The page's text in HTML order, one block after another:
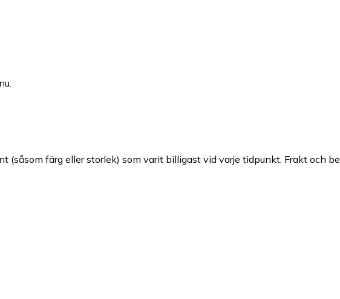
(såsom färg eller storlek) som varit billigast vid varje tidpunkt. Frakt och